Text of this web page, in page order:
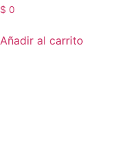
$ 0
Añadir al carrito